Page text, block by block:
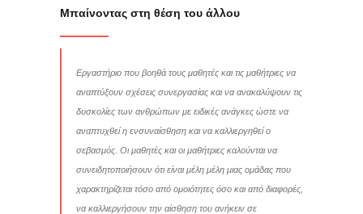
Μπαίνοντας στη θέση του άλλου
Εργαστήριο που βοηθά τους μαθητές και τις μαθήτριες να
αναπτύξουν σχέσεις συνεργασίας και να ανακαλύψουν τις
δυσκολίες των ανθρώπων με ειδικές ανάγκες ώστε να
αναπτυχθεί η ενσυναίσθηση και να καλλιεργηθεί ο
σεβασμός. Οι μαθητές και οι μαθήτριες καλούνται να
συνειδητοποιήσουν ότι είναι μέλη μέλη μιας ομάδας που
χαρακτηρίζεται τόσο από ομοιότητες όσο και από διαφορές,
να καλλιεργήσουν την αίσθηση του ανήκειν σε